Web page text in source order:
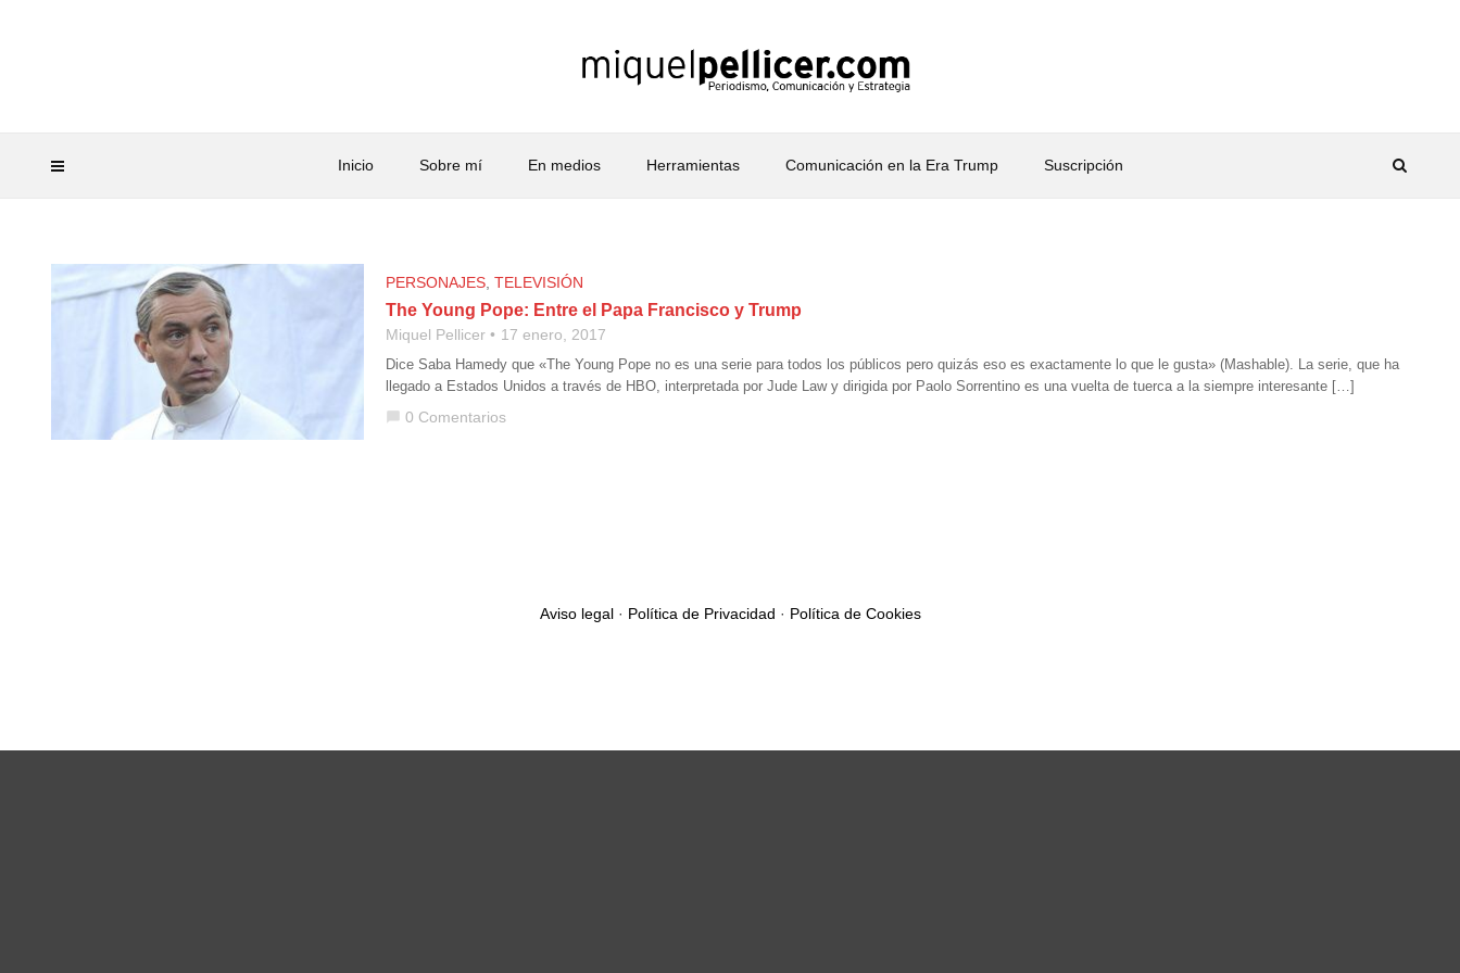
Inicio Sobre mí En medios Herramientas Comunicación en la Era Trump Suscripción
PERSONAJES TELEVISIÓN
The Young Pope: Entre el Papa Francisco y Trump
Miquel Pellicer 17 enero, 2017
Dice Saba Hamedy que «The Young Pope no es una serie para todos los públicos pero quizás eso es exactamente lo que le gusta» (Mashable). La serie, que ha
llegado a Estados Unidos a través de HBO, interpretada por Jude Law y dirigida por Paolo Sorrentino es una vuelta de tuerca a la siempre interesante […]
chat_bubble 0 Comentarios
Aviso legal· Política de Privacidad · Política de Cookies